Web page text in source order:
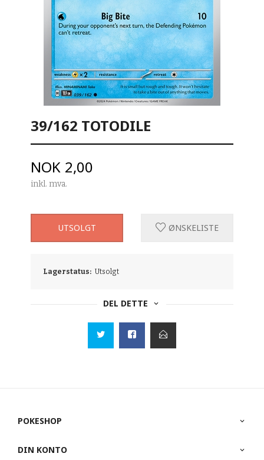
39/162 TOTODILE
Pris
NOK 2,00
inkl. mva.
UTSOLGT ØNSKELISTE
Lagerstatus: Utsolgt
DEL DETTE
POKESHOP
DIN KONTO